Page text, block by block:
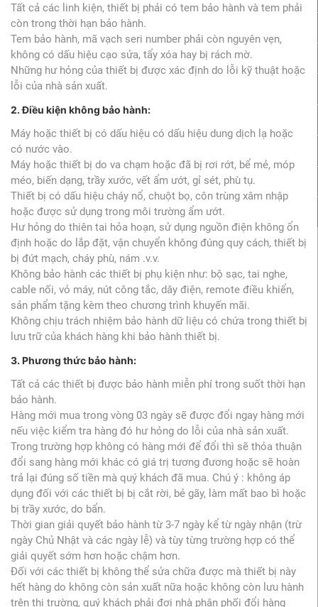
Tất cả các linh kiện, thiết bị phải có tem bảo hành và tem phải
còn trong thời hạn bảo hành.
Tem bảo hành, mã vạch seri number phải còn nguyên vẹn,
không có dấu hiệu cạo sửa, tẩy xóa hay bị rách mờ.
Những hư hỏng của thiết bị được xác định do lỗi kỹ thuật hoặc
lỗi của nhà sản xuất.
2. Điều kiện không bảo hành:
Máy hoặc thiết bị có dấu hiệu có dấu hiệu dung dịch lạ hoặc
có nước vào.
Máy hoặc thiết bị do va chạm hoặc đã bị rơi rớt, bể mẻ, móp
méo, biến dạng, trầy xước, vết ẩm ướt, gỉ sét, phù tụ.
Thiết bị có dấu hiệu cháy nổ, chuột bọ, côn trùng xâm nhập
hoặc được sử dụng trong môi trường ẩm ướt.
Hư hỏng do thiên tai hỏa hoạn, sử dụng nguồn điện không ổn
định hoặc do lắp đặt, vận chuyển không đúng quy cách, thiết bị
bị đứt mạch, cháy phù, nám .v.v.
Không bảo hành các thiết bị phụ kiện như: bộ sạc, tai nghe,
cable nối, vỏ máy, nút công tắc, dây điện, remote điều khiển,
sản phẩm tặng kèm theo chương trình khuyến mãi.
Không chịu trách nhiệm bảo hành dữ liệu có chứa trong thiết bị
lưu trữ của khách hàng khi bảo hành thiết bị.
3. Phương thức bảo hành:
Tất cả các thiết bị được bảo hành miễn phí trong suốt thời hạn
bảo hành.
Hàng mới mua trong vòng 03 ngày sẽ được đổi ngay hàng mới
nếu việc kiểm tra hàng đó hư hỏng do lỗi của nhà sản xuất.
Trong trường hợp không có hàng mới để đổi thì sẽ thỏa thuận
đổi sang hàng mới khác có giá trị tương đương hoặc sẽ hoàn
trả lại đúng số tiền mà quý khách đã mua. Chú ý : không áp
dụng đối với các thiết bị bị cắt rời, bẻ gãy, làm mất bao bì hoặc
bị trầy xước, do bẩn.
Thời gian giải quyết bảo hành từ 3-7 ngày kể từ ngày nhận (trừ
ngày Chủ Nhật và các ngày lễ) và tùy từng trường hợp có thể
giải quyết sớm hơn hoặc chậm hơn.
Đối với các thiết bị không thể sửa chữa được mà thiết bị này
hết hàng do không còn sản xuất nữa hoặc không còn lưu hành
trên thị trường, quý khách phải đợi nhà phân phối đổi hàng